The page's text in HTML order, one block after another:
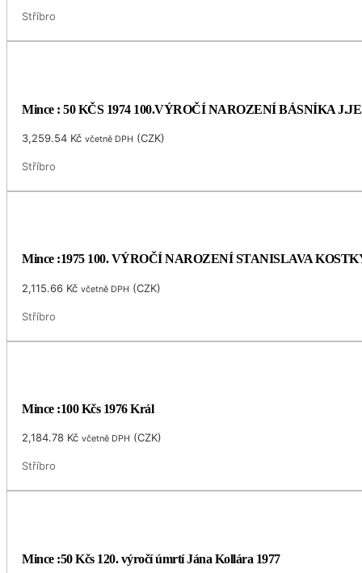
Stříbro
Mince : 50 KČS 1974 100.VÝROČÍ NAROZENÍ BÁSNÍKA
3,259.54 Kč včetně DPH (CZK)
Stříbro
Mince :1975 100. VÝROČÍ NAROZENÍ STANISLAVA
2,115.66 Kč včetně DPH (CZK)
Stříbro
Mince :100 Kčs 1976 Král
2,184.78 Kč včetně DPH (CZK)
Stříbro
Mince :50 Kčs 120. výročí úmrtí Jána Kollára 1977